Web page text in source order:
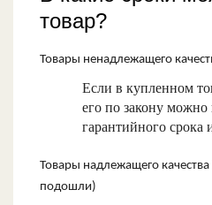
товар?
Товары ненадлежащего
Если в купленном
его по закону можно
гарантийного срока
Товары надлежащего
подошли)